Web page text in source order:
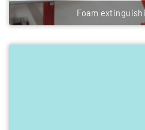
Foam